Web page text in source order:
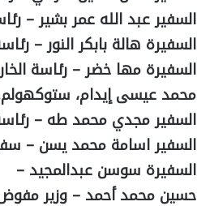
السفير عبد الله عمر بشير –
السفيرة هالة بابكر النور –
السفيرة مها خضر – رئاسة
محمد عيسى إيدام،
السفير مجدي محمد طه –
السفير اسامة محمد يسن –
السفيرة سوسن عبدالمجيد –
حسين محمد أحمد – وزير مفوض